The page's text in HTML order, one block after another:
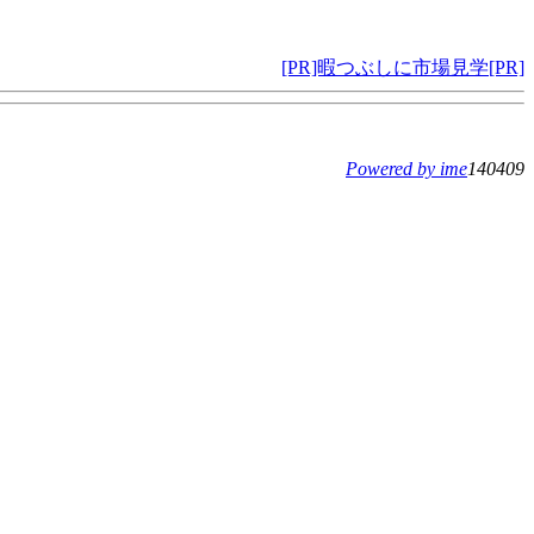
[PR]暇つぶしに市場見学[PR]
Powered by ime140409